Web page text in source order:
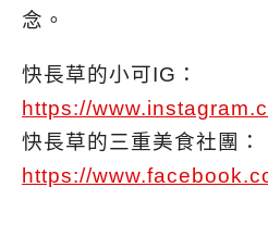
念。
快長草的小可IG：
https://
快長草的三重美食社團：
https://